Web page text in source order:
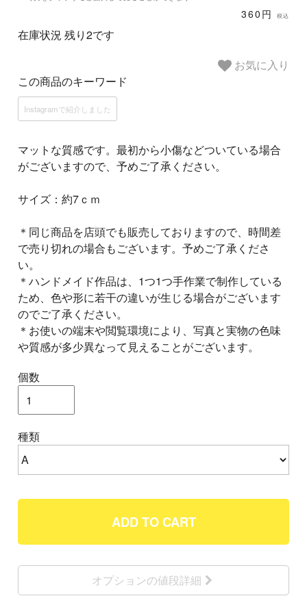
360円 税込
在庫状況 残り2です
お気に入り
この商品のキーワード
Instagramで紹介しました
マットな質感です。最初から小傷などついている場合
がございますので、予めご了承ください。
サイズ：約7ｃｍ
＊同じ商品を店頭でも販売しておりますので、時間差
で売り切れの場合もございます。予めご了承くださ
い。
＊ハンドメイド作品は、1つ1つ手作業で制作している
ため、色や形に若干の違いが生じる場合がございます
のでご了承ください。
＊お使いの端末や閲覧環境により、写真と実物の色味
や質感が多少異なって見えることがございます。
個数
種類
ADD TO CART
オプションの値段詳細